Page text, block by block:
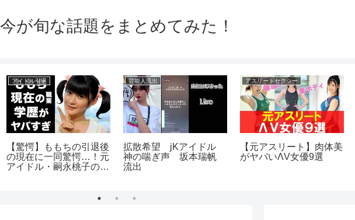
今が旬な話題をまとめてみた！
アイドル引退
【驚愕】ももちの引退後
の現在に一同驚愕…！元
アイドル・嗣永桃子のま
芸能人流出
拡散希望 jKアイドル
神の喘ぎ声 坂本瑞帆
流出
アスリートセクシー
【元アスリート】肉体美
がヤバいΛV女優9選